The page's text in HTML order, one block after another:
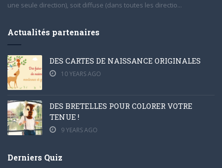
une seule direction), soit diffuse (dans toutes les directio...
Actualités partenaires
DES CARTES DE NAISSANCE ORIGINALES
10 YEARS AGO
DES BRETELLES POUR COLORER VOTRE
TENUE !
9 YEARS AGO
Derniers Quiz